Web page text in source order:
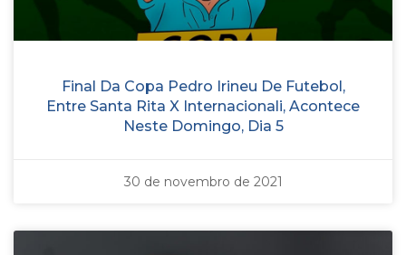
Final Da Copa Pedro Irineu De Futebol,
Entre Santa Rita X Internacionali, Acontece
Neste Domingo, Dia 5
30 de novembro de 2021